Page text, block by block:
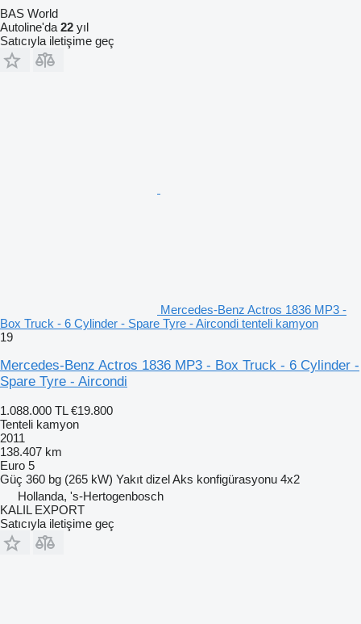
BAS World
Autoline'da 22 yıl
Satıcıyla iletişime geç
Mercedes-Benz Actros 1836 MP3 -
Box Truck - 6 Cylinder - Spare Tyre - Aircondi tenteli kamyon
19
Mercedes-Benz Actros 1836 MP3 - Box Truck - 6 Cylinder -
Spare Tyre - Aircondi
1.088.000 TL €19.800
Tenteli kamyon
2011
138.407 km
Euro 5
Güç 360 bg (265 kW) Yakıt dizelAks konfigürasyonu 4x2
Hollanda, 's-Hertogenbosch
KALIL EXPORT
Satıcıyla iletişime geç